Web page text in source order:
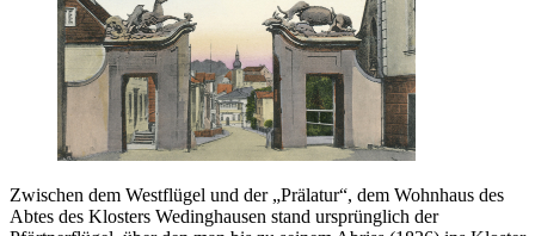
Zwischen dem Westflügel und der „Prälatur“, dem Wohnhaus des
Abtes des Klosters Wedinghausen stand ursprünglich der